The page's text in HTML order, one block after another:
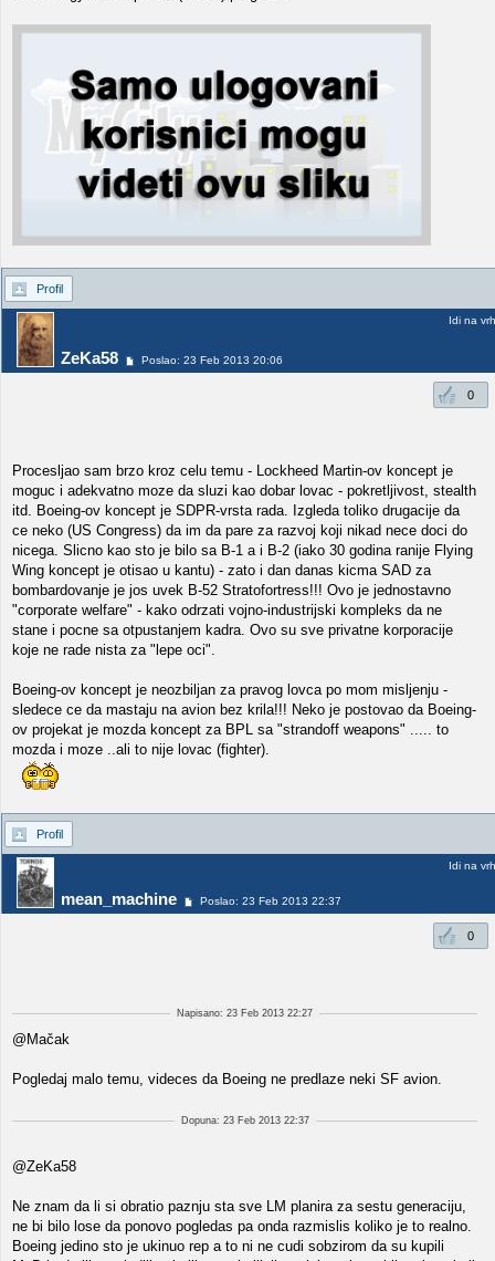
Profil
ZeKa58 Poslao: 23 Feb 2013 20:06
Idi na vrh
0
Procesljao sam brzo kroz celu temu - Lockheed Martin-ov koncept je
moguc i adekvatno moze da sluzi kao dobar lovac - pokretljivost, stealth
itd. Boeing-ov koncept je SDPR-vrsta rada. Izgleda toliko drugacije da
ce neko (US Congress) da im da pare za razvoj koji nikad nece doci do
nicega. Slicno kao sto je bilo sa B-1 a i B-2 (iako 30 godina ranije Flying
Wing koncept je otisao u kantu) - zato i dan danas kicma SAD za
bombardovanje je jos uvek B-52 Stratofortress!!! Ovo je jednostavno
"corporate welfare" - kako odrzati vojno-industrijski kompleks da ne
stane i pocne sa otpustanjem kadra. Ovo su sve privatne korporacije
koje ne rade nista za "lepe oci".
Boeing-ov koncept je neozbiljan za pravog lovca po mom misljenju -
sledece ce da mastaju na avion bez krila!!! Neko je postovao da Boeing-
ov projekat je mozda koncept za BPL sa "strandoff weapons" ..... to
mozda i moze ..ali to nije lovac (fighter).
Profil
mean_machine Poslao: 23 Feb 2013 22:37
Idi na vrh
0
Napisano: 23 Feb 2013 22:27
@Mačak
Pogledaj malo temu, videces da Boeing ne predlaze neki SF avion.
Dopuna: 23 Feb 2013 22:37
@ZeKa58
Ne znam da li si obratio paznju sta sve LM planira za sestu generaciju,
ne bi bilo lose da ponovo pogledas pa onda razmislis koliko je to realno.
Boeing jedino sto je ukinuo rep a to ni ne cudi sobzirom da su kupili